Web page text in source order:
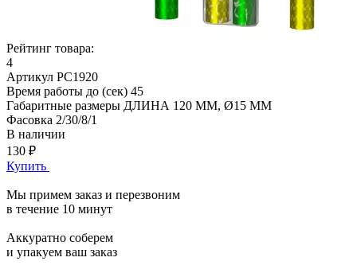
Рейтинг товара:
4
Артикул РС1920
Время работы до (сек) 45
Габаритные размеры ДЛИНА 120 ММ, Ø15 ММ
Фасовка 2/30/8/1
В наличии
130 ₽
Купить
Мы примем заказ и перезвоним
в течение 10 минут
Аккуратно соберем
и упакуем ваш заказ